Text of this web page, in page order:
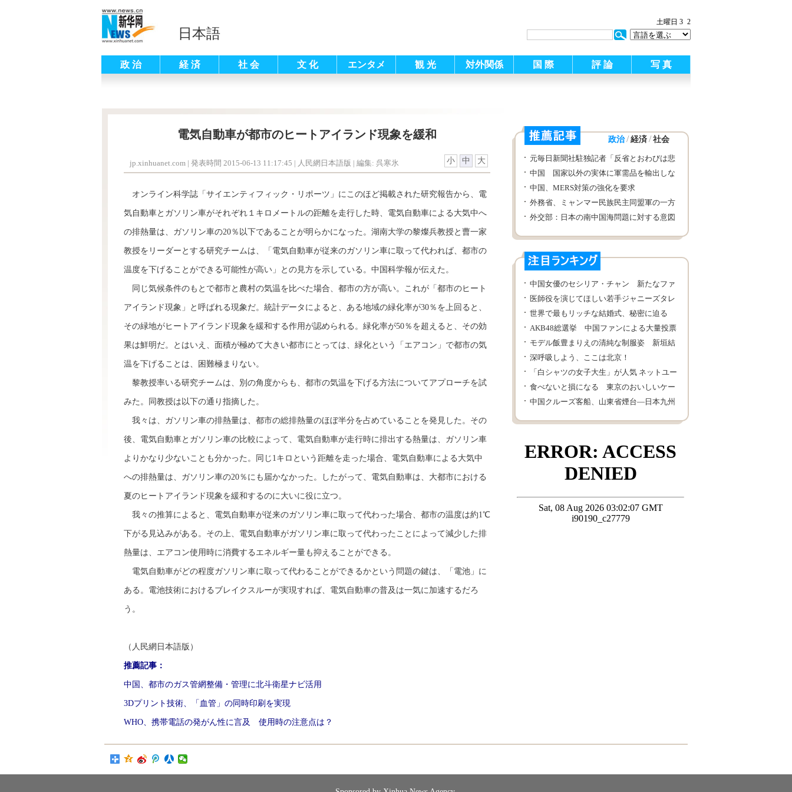
日本語
土曜日 3 2
政 治 経 済 社 会 文 化 エンタメ 観 光 対外関係 国 際 評 論 写 真
電気自動車が都市のヒートアイランド現象を緩和
jp.xinhuanet.com | 発表時間 2015-06-13 11:17:45 | 人民網日本語版 | 編集: 呉寒氷 小 中 大
オンライン科学誌「サイエンティフィック・リポーツ」にこのほど掲載された研究報告から、電
気自動車とガソリン車がそれぞれ１キロメートルの距離を走行した時、電気自動車による大気中へ
の排熱量は、ガソリン車の20％以下であることが明らかになった。湖南大学の黎燦兵教授と曹一家
教授をリーダーとする研究チームは、「電気自動車が従来のガソリン車に取って代われば、都市の
温度を下げることができる可能性が高い」との見方を示している。中国科学報が伝えた。
同じ気候条件のもとで都市と農村の気温を比べた場合、都市の方が高い。これが「都市のヒート
アイランド現象」と呼ばれる現象だ。統計データによると、ある地域の緑化率が30％を上回ると、
その緑地がヒートアイランド現象を緩和する作用が認められる。緑化率が50％を超えると、その効
果は鮮明だ。とはいえ、面積が極めて大きい都市にとっては、緑化という「エアコン」で都市の気
温を下げることは、困難極まりない。
黎教授率いる研究チームは、別の角度からも、都市の気温を下げる方法についてアプローチを試
みた。同教授は以下の通り指摘した。
我々は、ガソリン車の排熱量は、都市の総排熱量のほぼ半分を占めていることを発見した。その
後、電気自動車とガソリン車の比較によって、電気自動車が走行時に排出する熱量は、ガソリン車
よりかなり少ないことも分かった。同じ1キロという距離を走った場合、電気自動車による大気中
への排熱量は、ガソリン車の20％にも届かなかった。したがって、電気自動車は、大都市における
夏のヒートアイランド現象を緩和するのに大いに役に立つ。
我々の推算によると、電気自動車が従来のガソリン車に取って代わった場合、都市の温度は約1℃
下がる見込みがある。その上、電気自動車がガソリン車に取って代わったことによって減少した排
熱量は、エアコン使用時に消費するエネルギー量も抑えることができる。
電気自動車がどの程度ガソリン車に取って代わることができるかという問題の鍵は、「電池」に
ある。電池技術におけるブレイクスルーが実現すれば、電気自動車の普及は一気に加速するだろ
う。
（人民網日本語版）
推薦記事：
中国、都市のガス管網整備・管理に北斗衛星ナビ活用
3Dプリント技術、「血管」の同時印刷を実現
WHO、携帯電話の発がん性に言及 使用時の注意点は？
政治 / 経済 / 社会
元毎日新聞社駐独記者「反省とおわびは悲
劇を繰り返さないため」
中国 国家以外の実体に軍需品を輸出しな
い
中国、MERS対策の強化を要求
外務省、ミャンマー民族民主同盟軍の一方
的停戦を歓迎
外交部：日本の南中国海問題に対する意図
中国女優のセシリア・チャン 新たなファ
ッション写真撮影
医師役を演じてほしい若手ジャニーズタレ
ントランキング
世界で最もリッチな結婚式、秘密に迫る
AKB48総選挙 中国ファンによる大量投票
モデル飯豊まりえの清純な制服姿 新垣結
衣激似！
深呼吸しよう、ここは北京！
「白シャツの女子大生」が人気 ネットユー
ザーが挑戦
食べないと損になる 東京のおいしいケー
キ
中国クルーズ客船、山東省煙台―日本九州